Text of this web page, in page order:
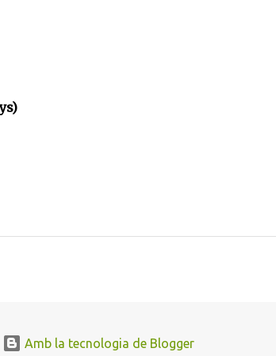
Amb la tecnologia de Blogger